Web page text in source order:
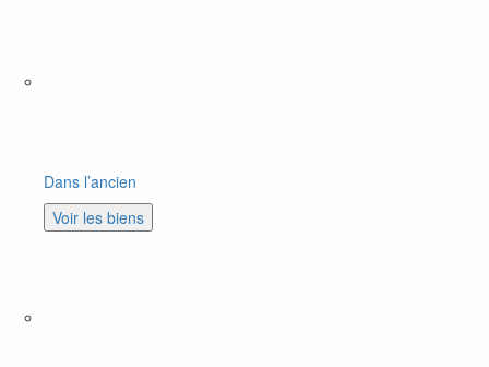
Dans l’ancien
Voir les biens